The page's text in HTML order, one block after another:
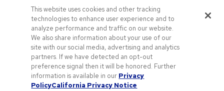
Podmienky používania
Obchodné podmienky
Kariéra v Pens.com
Ako vám môžeme pomôcť?
Reklamné predmety
Zľavové kódy a kupóny
Pomoc s logom
This website uses cookies and other tracking
technologies to enhance user experience and to
analyze performance and traffic on our website.
We also share information about your use of our
site with our social media, advertising and analytics
partners. If we have detected an opt-out
preference signal then it will be honored. Further
information is available in our Privacy
PolicyCalifornia Privacy Notice